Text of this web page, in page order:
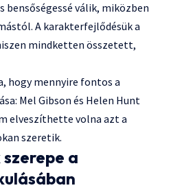
bensőségessé válik, miközben
A karakterfejlődésük a
mindketten összetett,
hogy mennyire fontos a
Mel Gibson és Helen Hunt
elveszíthette volna azt a
szeretik.
a